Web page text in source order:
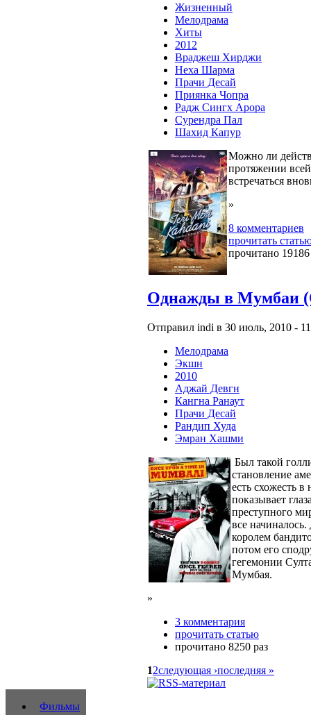
Жизненный
Мелодрама
Хиты
2012
Враджеш Хирджи
Неха Шарма
Прачи Десай
Приянка Чопра
Радж Сингх Арора
Сурендра Пал
Шахид Капур
Можно ли
протяжении
встречаться
»
8 комментариев
прочитать
прочитано 19186
Однажды в Мумбаи
Отправил indi в 30 июль, 2010 -
Мелодрама
Экшн
2010
Аджай Девгн
Кангна Ранаут
Прачи Десай
Рандип Худа
Эмран Хашми
Был такой
становление
есть схожесть
показывает
преступного
все начиналось.
королем
потом его
гегемонии
Мумбая.
»
3 комментария
прочитать статью
прочитано 8250 раз
12следующая ›последняя »
Фильмы